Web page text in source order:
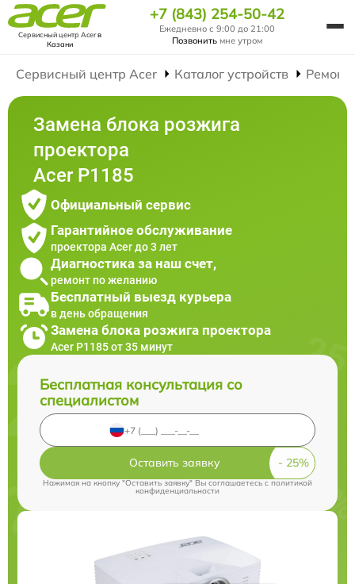
Сервисный центр Acerв
Казани
+7 (843) 254-50-42
Ежедневно с 9:00 до 21:00
Позвонить мне утром
Сервисный центр Acer Каталог устройств Ремонт
Замена блока розжига
проектора
Acer P1185
Официальный сервис
Гарантийное обслуживание
проектора Acer до 3 лет
Диагностика за наш счет,
ремонт по желанию
Бесплатный выезд курьера
в день обращения
Замена блока розжига проектора
Acer P1185 от 35 минут
Бесплатная консультация со
специалистом
Оставить заявку
Нажимая на кнопку "Оставить заявку" Вы соглашаетесь cполитикой
конфиденциальности